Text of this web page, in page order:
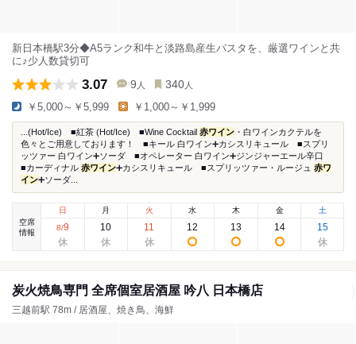
新日本橋駅3分◆A5ランク和牛と淡路島産生パスタを、厳選ワインと共
に♪少人数貸切可
3.07 9 人 340 人
￥5,000～￥5,999 ￥1,000～￥1,999
...(Hot/Ice) ■紅茶 (Hot/Ice) ■Wine Cocktail 赤ワイン ・白ワインカクテルを
色々とご用意しております！ ■キール 白ワイン➕カシスリキュール ■スプリ
ッツァー 白ワイン➕ソーダ ■オペレーター 白ワイン➕ジンジャーエール辛口
■カーディナル 赤ワイン➕カシスリキュール ■スプリッツァー・ルージュ 赤ワ
イン➕ソーダ...
空席
情報
日
8/9
月
10
火
11
水
12
木
13
金
14
土
15
炭火焼鳥専門 全席個室居酒屋 吟八 日本橋店
三越前駅 78m / 居酒屋、焼き鳥、海鮮